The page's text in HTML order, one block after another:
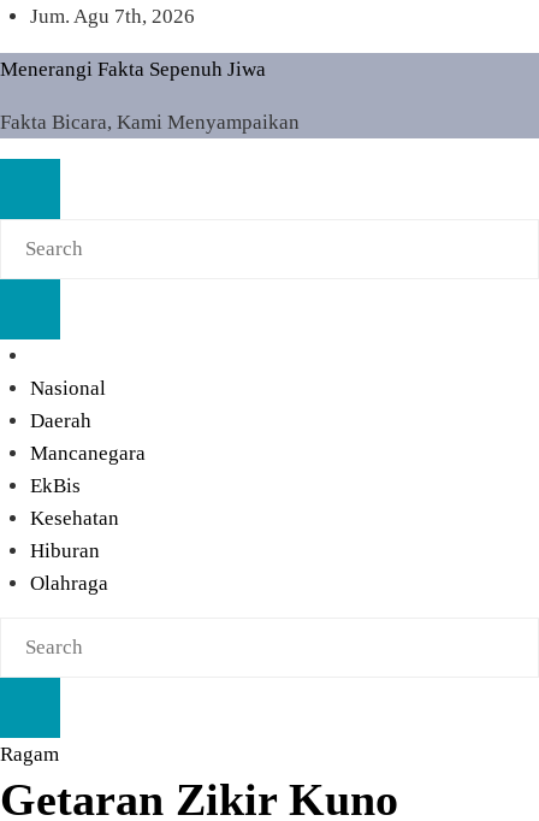
Skip
to
content
Jum. Agu 7th, 2026
Menerangi Fakta Sepenuh Jiwa
Fakta Bicara, Kami Menyampaikan
Nasional
Daerah
Mancanegara
EkBis
Kesehatan
Hiburan
Olahraga
Ragam
Getaran Zikir Kuno